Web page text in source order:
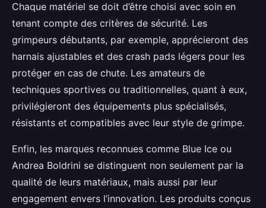
Chaque matériel se doit d’être choisi avec soin en
tenant compte des critères de sécurité. Les
grimpeurs débutants, par exemple, apprécieront des
harnais ajustables et des crash pads légers pour les
protéger en cas de chute. Les amateurs de
techniques sportives ou traditionnelles, quant à eux,
privilégieront des équipements plus spécialisés,
résistants et compatibles avec leur style de grimpe.
Enfin, les marques reconnues comme Blue Ice ou
Andrea Boldrini se distinguent non seulement par la
qualité de leurs matériaux, mais aussi par leur
engagement envers l’innovation. Les produits conçus